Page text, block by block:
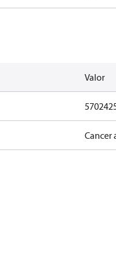
Valor
Cancer